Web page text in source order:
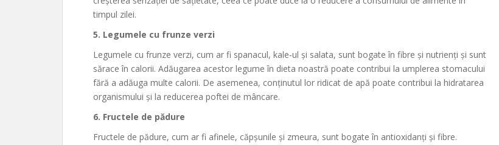
timpul zilei.
5. Legumele cu frunze verzi
Legumele cu frunze verzi, cum ar fi spanacul, kale-ul și salata, sunt bogate în fibre și nutrienți și sunt
sărace în calorii. Adăugarea acestor legume în dieta noastră poate contribui la umplerea stomacului
fără a adăuga multe calorii. De asemenea, conținutul lor ridicat de apă poate contribui la hidratarea
organismului și la reducerea poftei de mâncare.
6. Fructele de pădure
Fructele de pădure, cum ar fi afinele, căpșunile și zmeura, sunt bogate în antioxidanți și fibre.